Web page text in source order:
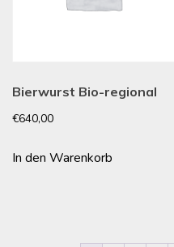
Bierwurst Bio-regional
€640,00
In den Warenkorb